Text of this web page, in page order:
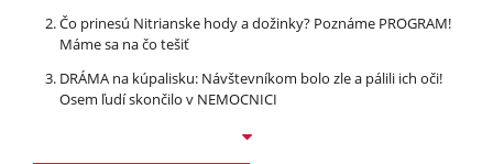
Čo prinesú Nitrianske hody a dožinky? Poznáme PROGRAM!
Máme sa na čo tešiť
DRÁMA na kúpalisku: Návštevníkom bolo zle a pálili ich oči!
Osem ľudí skončilo v NEMOCNICI